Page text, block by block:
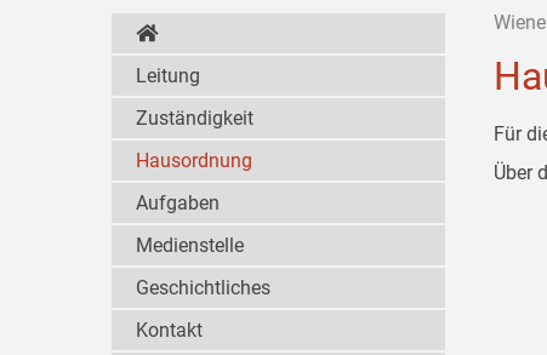
Für
Über
Leitung
Zuständigkeit
Hausordnung
Aufgaben
Medienstelle
Geschichtliches
Kontakt